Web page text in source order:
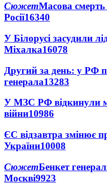
СюжетМасова
Росії16340
У Білорусі засудили
Міхалка16078
Другий за день: у РФ
генерала13283
У МЗС РФ відкинули
війни10986
ЄС відзавтра змінює
України10008
СюжетБенкет
Москві9923